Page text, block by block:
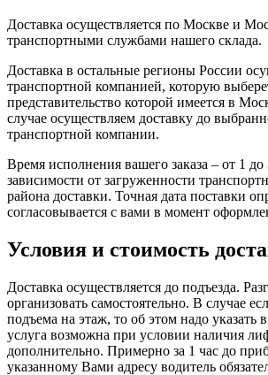
Доставка осуществляется по Москве и
транспортными службами нашего склада.
Доставка в остальные регионы России
транспортной компанией, которую
представительство которой имеется в
случае осуществляем доставку до
транспортной компании.
Время исполнения вашего заказа – от 1 до
зависимости от загруженности
района доставки. Точная дата поставки
согласовывается с вами в момент
Условия и стоимость
Доставка осуществляется до подъезда.
организовать самостоятельно. В случае
подъема на этаж, то об этом надо указать
услуга возможна при условии наличия
дополнительно. Примерно за 1 час до
указанному Вами адресу водитель